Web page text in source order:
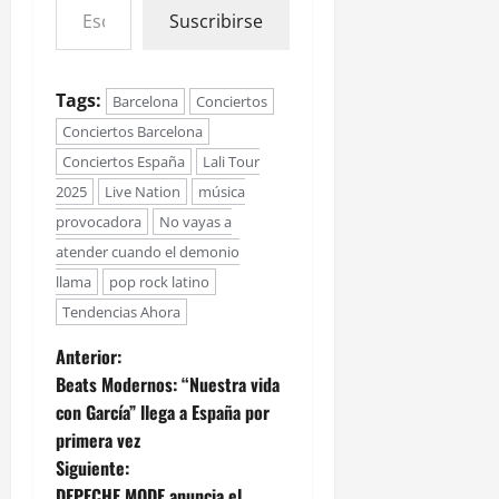
Suscribirse
Tags: Barcelona
Conciertos
Conciertos Barcelona
Conciertos España
Lali Tour
2025
Live Nation
música
provocadora
No vayas a
atender cuando el demonio
llama
pop rock latino
Tendencias Ahora
Anterior:
Beats Modernos: “Nuestra vida
con García” llega a España por
primera vez
Siguiente: